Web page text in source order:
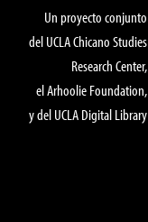
Un proyecto conjunto
del UCLA Chicano Studies
Research Center,
el Arhoolie Foundation,
y del UCLA Digital Library